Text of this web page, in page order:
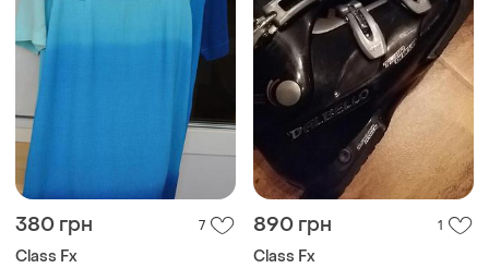
380 грн 7
Class Fx
890 грн 1
Class Fx